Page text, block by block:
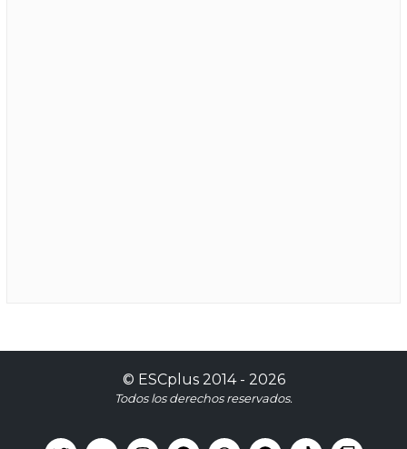
© ESCplus2014 - 2026
Todos los derechos reservados.